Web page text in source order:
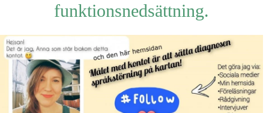
funktionsnedsättning.